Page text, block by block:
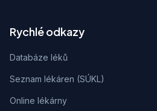
Rychlé odkazy
Databáze léků
Seznam lékáren (SÚKL)
Online lékárny